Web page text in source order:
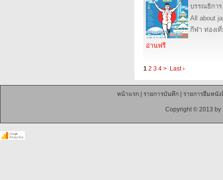
บรรณธิการ
All about
กีฬา ท่องเ
อ่านฟรี
1 2 3 4 > Last ›
หน้าแรก| รายการบันทึก| รายการยืมหนัง
Copyright © 2013